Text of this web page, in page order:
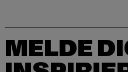
MELDE